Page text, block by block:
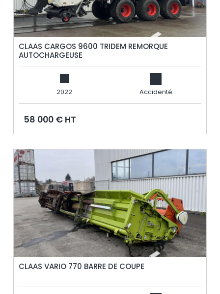
CLAAS CARGOS 9600 TRIDEM REMORQUE
AUTOCHARGEUSE
2022 Accidenté
58 000 € HT
CLAAS VARIO 770 BARRE DE COUPE